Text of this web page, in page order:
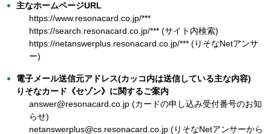
主なホームページURL
https://www.resonacard.co.jp/***
https://search.resonacard.co.jp/*** (サイト内検索)
https://netanswerplus.resonacard.co.jp/*** (りそなNetアンサ
ー)
電子メール送信元アドレス(カッコ内は送信している主な内容)
りそなカード《セゾン》に関するご案内
answer@resonacard.co.jp (カードの申し込み受付番号のお知
らせ)
netanswerplus@cs.resonacard.co.jp (りそなNetアンサーから